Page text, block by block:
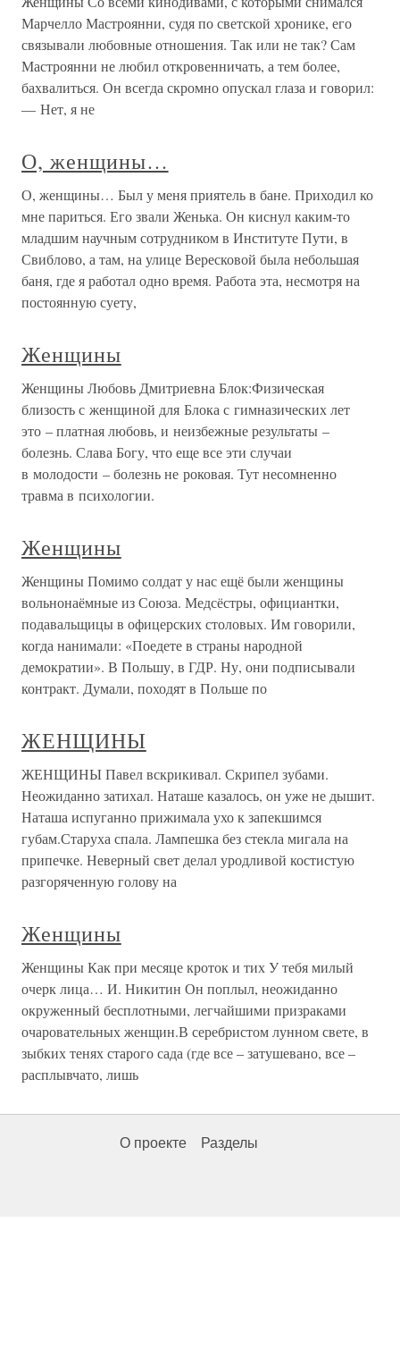
Марчелло Мастроянни, судя по светской хронике, его
связывали любовные отношения. Так или не так? Сам
Мастроянни не любил откровенничать, а тем более,
бахвалиться. Он всегда скромно опускал глаза и говорил:
— Нет, я не
О, женщины…
О, женщины… Был у меня приятель в бане. Приходил ко
мне париться. Его звали Женька. Он киснул каким-то
младшим научным сотрудником в Институте Пути, в
Свиблово, а там, на улице Вересковой была небольшая
баня, где я работал одно время. Работа эта, несмотря на
постоянную суету,
Женщины
Женщины Любовь Дмитриевна Блок:Физическая
близость с женщиной для Блока с гимназических лет
это – платная любовь, и неизбежные результаты –
болезнь. Слава Богу, что еще все эти случаи
в молодости – болезнь не роковая. Тут несомненно
травма в психологии.
Женщины
Женщины Помимо солдат у нас ещё были женщины
вольнонаёмные из Союза. Медсёстры, официантки,
подавальщицы в офицерских столовых. Им говорили,
когда нанимали: «Поедете в страны народной
демократии». В Польшу, в ГДР. Ну, они подписывали
контракт. Думали, походят в Польше по
ЖЕНЩИНЫ
ЖЕНЩИНЫ Павел вскрикивал. Скрипел зубами.
Неожиданно затихал. Наташе казалось, он уже не дышит.
Наташа испуганно прижимала ухо к запекшимся
губам.Старуха спала. Лампешка без стекла мигала на
припечке. Неверный свет делал уродливой костистую
разгоряченную голову на
Женщины
Женщины Как при месяце кроток и тих У тебя милый
очерк лица… И. Никитин Он поплыл, неожиданно
окруженный бесплотными, легчайшими призраками
очаровательных женщин.В серебристом лунном свете, в
зыбких тенях старого сада (где все – затушевано, все –
расплывчато, лишь
О проекте Разделы